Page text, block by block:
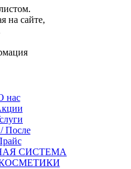
на сайте,
нас
После
СИСТЕМА